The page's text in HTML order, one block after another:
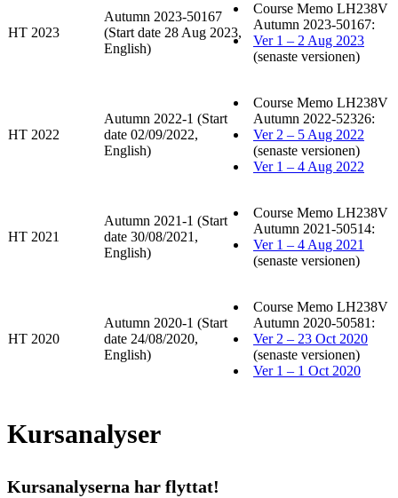
HT 2023
Autumn 2023-50167
(Start date 28 Aug 2023,
English)
Course Memo LH238V
Autumn 2023-50167:
Ver 1 – 2 Aug 2023
(senaste versionen)
HT 2022
Autumn 2022-1 (Start
date 02/09/2022,
English)
Course Memo LH238V
Autumn 2022-52326:
Ver 2 – 5 Aug 2022
(senaste versionen)
Ver 1 – 4 Aug 2022
HT 2021
Autumn 2021-1 (Start
date 30/08/2021,
English)
Course Memo LH238V
Autumn 2021-50514:
Ver 1 – 4 Aug 2021
(senaste versionen)
HT 2020
Autumn 2020-1 (Start
date 24/08/2020,
English)
Course Memo LH238V
Autumn 2020-50581:
Ver 2 – 23 Oct 2020
(senaste versionen)
Ver 1 – 1 Oct 2020
Kursanalyser
Kursanalyserna har flyttat!